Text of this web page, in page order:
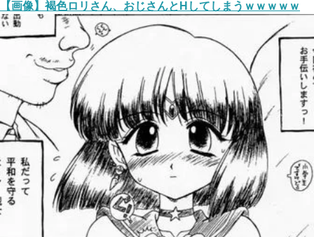
【画像】褐色ロリさん、おじさんとHしてしまうｗｗｗｗｗ